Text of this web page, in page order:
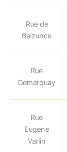
Rue de
Belzunce
Rue
Demarquay
Rue
Eugene
Varlin